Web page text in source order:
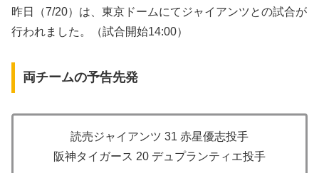
昨日（7/20）は、東京ドームにてジャイアンツとの試合が
行われました。（試合開始14:00）
両チームの予告先発
読売ジャイアンツ 31 赤星優志投手
阪神タイガース 20 デュプランティエ投手